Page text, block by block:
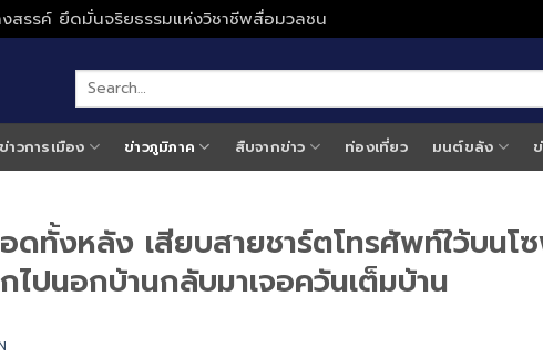
สรรค์ ยึดมั่นจริยธรรมแห่งวิชาชีพสื่อมวลชน
ข่าวการเมือง ข่าวภูมิภาค สืบจากข่าว ท่องเที่ยว มนต์ขลัง
ดทั้งหลัง เสียบสายชาร์ตโทรศัพท์ใว้บนโ
ปนอกบ้านกลับมาเจอควันเต็มบ้าน